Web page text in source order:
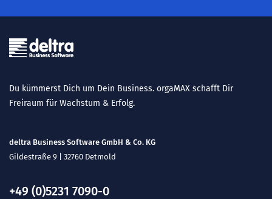
Du kümmerst Dich um Dein Business. orgaMAX schafft Dir
Freiraum für Wachstum & Erfolg.
deltra Business Software GmbH & Co. KG
Gildestraße 9 | 32760 Detmold
+49 (0)5231 7090-0